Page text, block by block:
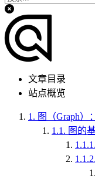
文章目录
站点概览
1. 图（Graph）
1.1. 图的
1.1.1.
1.1.2.